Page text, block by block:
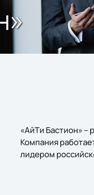
«АйТи Бастион» –
Компания
лидером